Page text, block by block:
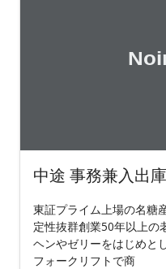
中途 事務兼入出
東証プライム上場の名糖
定性抜群創業50年以上の
ヘンやゼリーをはじめと
フォークリフトで商